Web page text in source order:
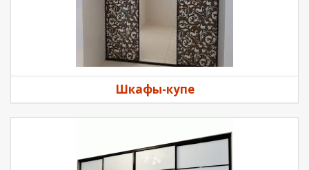
Шкафы-купе